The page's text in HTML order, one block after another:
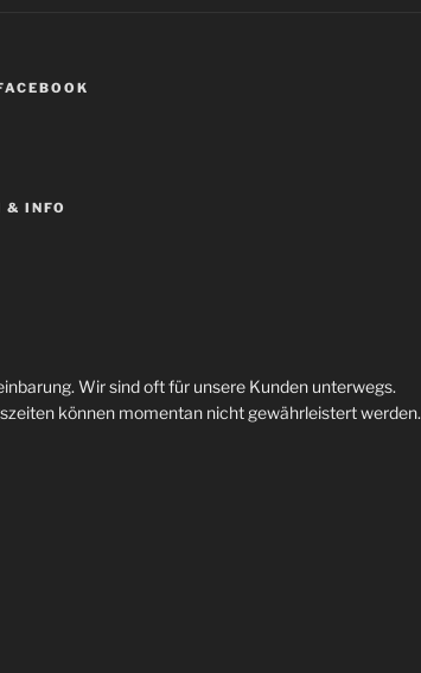
& INFO
Wir sind oft für unsere Kunden unterwegs.
können momentan nicht gewährleistert werden.